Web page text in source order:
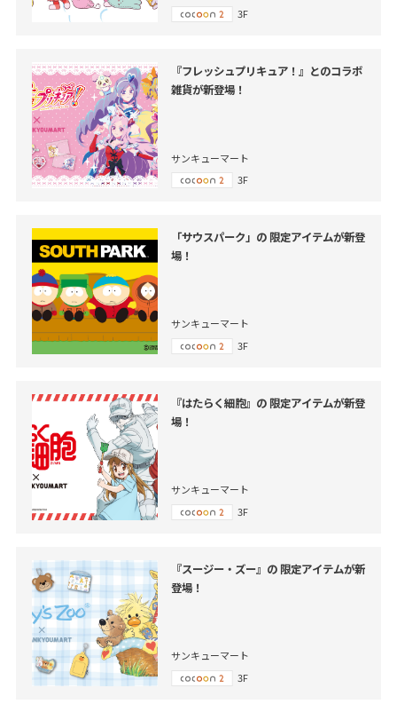
3F
『フレッシュプリキュア！』とのコラボ
雑貨が新登場！
サンキューマート
3F
「サウスパーク」の 限定アイテムが新登
場！
サンキューマート
3F
『はたらく細胞』の 限定アイテムが新登
場！
サンキューマート
3F
『スージー・ズー』の 限定アイテムが新
登場！
サンキューマート
3F